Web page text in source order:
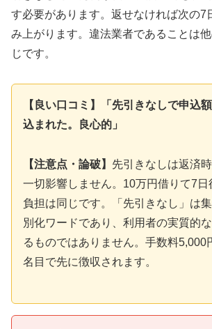
す必要があります。返せなければ次の7
み上がります。違法業者であることは
じです。
【良い口コミ】「先引きなしで申込
込まれた。良心的」
【注意点・論破】 先引きなしは返済
一切影響しません。10万円借りて7日
負担は同じです。「先引きなし」は
別化ワードであり、利用者の実質的
るものではありません。手数料5,000
名目で先に徴収されます。